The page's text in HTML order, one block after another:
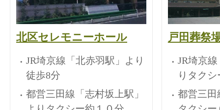
北区セレモニーホール
JR埼京線「北赤羽駅」より
徒歩8分
都営三田線「志村坂上駅」
戸田葬祭
JR埼京
りタク
都営三田